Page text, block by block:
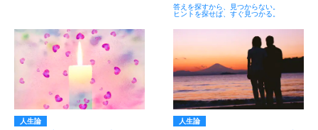
答えを探すから、見つからない。
ヒントを探せば、すぐ見つかる。
人生論 人生論